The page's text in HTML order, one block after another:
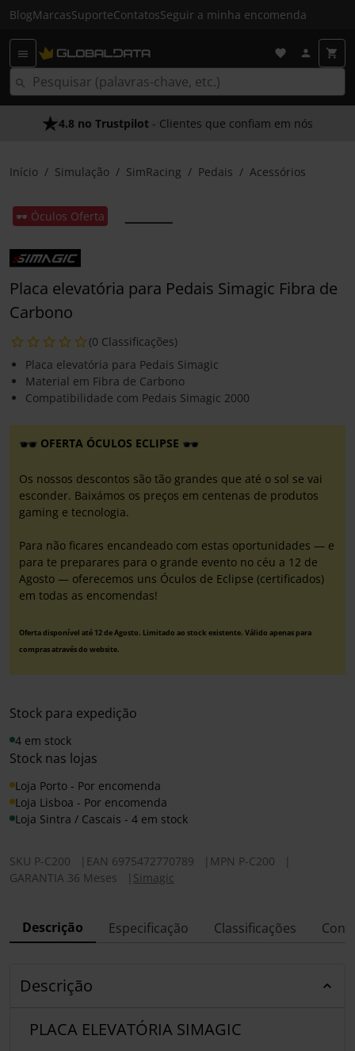
BlogMarcasSuporteContatosSeguir a minha encomenda
4.8 no Trustpilot - Clientes que confiam em nós
Início Simulação SimRacing Pedais Acessórios
🕶️ Óculos Oferta
Placa elevatória para Pedais Simagic Fibra de
Carbono
(0 Classificações)
Placa elevatória para Pedais Simagic
Material em Fibra de Carbono
Compatibilidade com Pedais Simagic 2000
OFERTA ÓCULOS ECLIPSE
Os nossos descontos são tão grandes que até o sol se vai
esconder. Baixámos os preços em centenas de produtos
gaming e tecnologia.
Para não ficares encandeado com estas oportunidades — e
para te preparares para o grande evento no céu a 12 de
Agosto — oferecemos uns Óculos de Eclipse (certificados)
em todas as encomendas!
Oferta disponível até 12 de Agosto. Limitado ao stock existente. Válido apenas para
compras através do website.
Stock para expedição
4 em stock
Stock nas lojas
Loja Porto - Por encomenda
Loja Lisboa - Por encomenda
Loja Sintra / Cascais - 4 em stock
SKU P-C200 EAN 6975472770789 MPN P-C200
GARANTIA 36 Meses
Simagic
Descrição Especificação Classificações
Descrição
PLACA ELEVATÓRIA SIMAGIC